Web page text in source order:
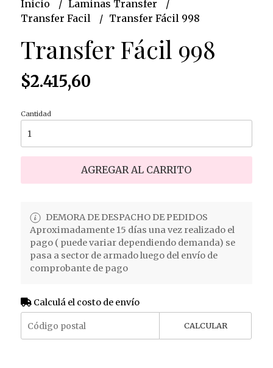
Inicio
Laminas Transfer
Transfer Facil
Transfer Fácil 998
Transfer Fácil 998
$2.415,60
Cantidad
AGREGAR AL CARRITO
DEMORA DE DESPACHO DE PEDIDOS
Aproximadamente 15 días una vez realizado el
pago ( puede variar dependiendo demanda) se
pasa a sector de armado luego del envío de
comprobante de pago
Calculá el costo de envío
CALCULAR